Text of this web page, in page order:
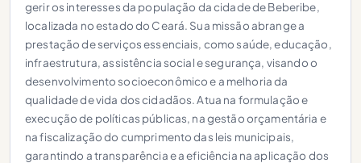
gerir os interesses da população da cidade de Beberibe,
localizada no estado do Ceará. Sua missão abrange a
prestação de serviços essenciais, como saúde, educação,
infraestrutura, assistência social e segurança, visando o
desenvolvimento socioeconômico e a melhoria da
qualidade de vida dos cidadãos. Atua na formulação e
execução de políticas públicas, na gestão orçamentária e
na fiscalização do cumprimento das leis municipais,
garantindo a transparência e a eficiência na aplicação dos